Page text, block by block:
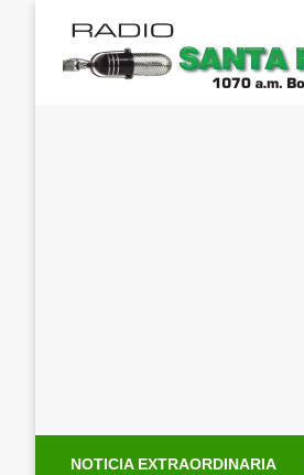
contenido
NOTICIA EXTRAORDINARIA